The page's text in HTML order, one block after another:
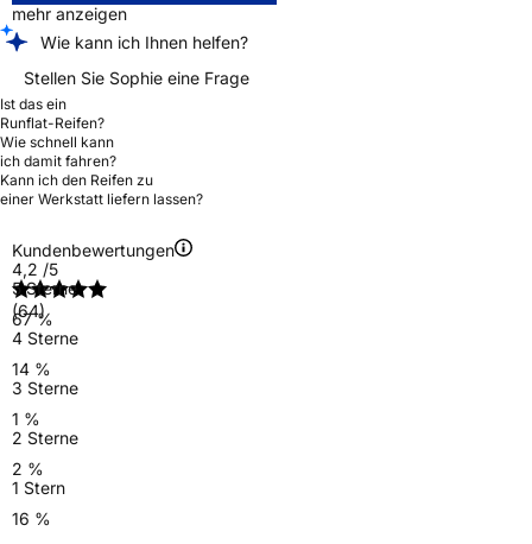
mehr anzeigen
Wie kann ich Ihnen helfen?
Stellen Sie Sophie eine Frage
Ist das ein
Runflat-Reifen?
Wie schnell kann
ich damit fahren?
Kann ich den Reifen zu
einer Werkstatt liefern lassen?
Kundenbewertungen
4,2 /5
(64)
5 Sterne
67 %
4 Sterne
14 %
3 Sterne
1 %
2 Sterne
2 %
1 Stern
16 %